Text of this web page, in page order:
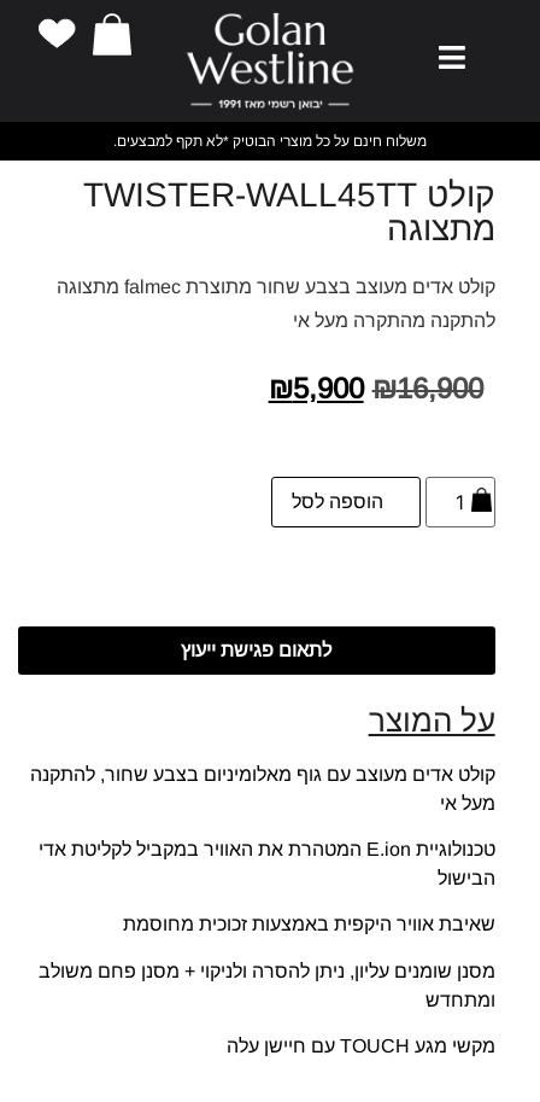
משלוח חינם על כל מוצרי הבוטיק *לא תקף למבצעים.
קולט TWISTER-WALL45TT
מתצוגה
קולט אדים מעוצב בצבע שחור מתוצרת falmec מתצוגה
להתקנה מהתקרה מעל אי
₪16,900
₪5,900
הוספה לסל
לתאום פגישת ייעוץ
על המוצר
קולט אדים מעוצב עם גוף מאלומיניום בצבע שחור, להתקנה
מעל אי
טכנולוגיית E.ion המטהרת את האוויר במקביל לקליטת אדי
הבישול
שאיבת אוויר היקפית באמצעות זכוכית מחוסמת
מסנן שומנים עליון, ניתן להסרה ולניקוי + מסנן פחם משולב
ומתחדש
מקשי מגע TOUCH עם חיישן עלה